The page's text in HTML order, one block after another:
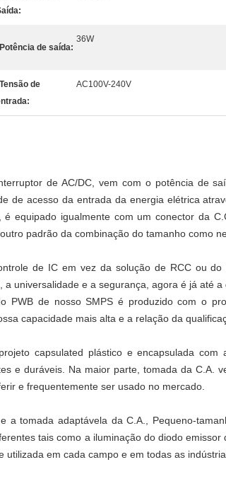
Potência de saída:
36W
Tensão de
AC100V-240V
de AC/DC, vem com o potência de
de acesso da entrada da energia elétrica
equipado igualmente com um conector da
padrão da combinação do tamanho como
de IC em vez da solução de RCC ou
universalidade e a segurança, agora é já até
de nosso SMPS é produzido com o
capacidade mais alta e a relação da
capsulated plástico e encapsulada
e duráveis. Na maior parte, tomada da C.A.
e frequentemente ser usado no mercado.
a tomada adaptávela da C.A., Pequeno-
tais como a iluminação do diodo
em cada campo e em todas as